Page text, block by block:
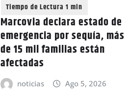
Marcovia declara estado de
emergencia por sequía, más
de 15 mil familias están
afectadas
noticias Ago 5, 2026